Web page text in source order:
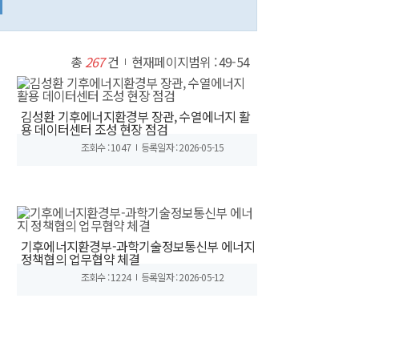
총267건 현재페이지범위 : 49-54
김성환 기후에너지환경부 장관, 수열에너지 활
용 데이터센터 조성 현장 점검
조회수 : 1047 등록일자 : 2026-05-15
기후에너지환경부-과학기술정보통신부 에너지
정책협의 업무협약 체결
조회수 : 1224 등록일자 : 2026-05-12